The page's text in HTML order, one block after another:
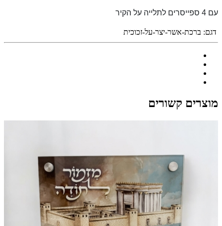
עם 4 ספייסרים לתלייה על הקיר
דגם: ברכת-אשר-יצר-על-זכוכית
מוצרים קשורים